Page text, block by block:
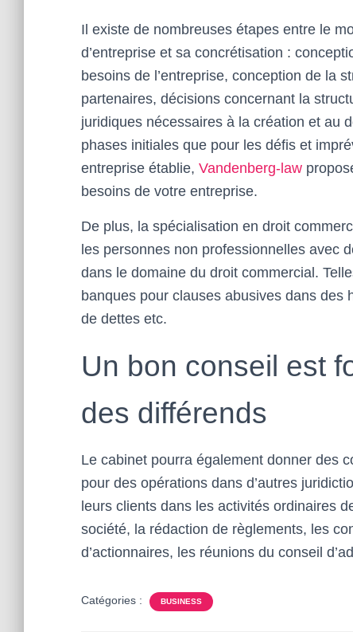
Il existe de nombreuses étapes entre le
d’entreprise et sa concrétisation :
besoins de l’entreprise, conception de la
partenaires, décisions concernant la
juridiques nécessaires à la création et au
phases initiales que pour les défis et
entreprise établie, Vandenberg-law
besoins de votre entreprise.
De plus, la spécialisation en droit
les personnes non professionnelles avec
dans le domaine du droit commercial.
banques pour clauses abusives dans des
de dettes etc.
Un bon conseil est
des différends
Le cabinet pourra également donner des
pour des opérations dans d’autres
leurs clients dans les activités ordinaires
société, la rédaction de règlements, les
d’actionnaires, les réunions du conseil
Catégories : BUSINESS